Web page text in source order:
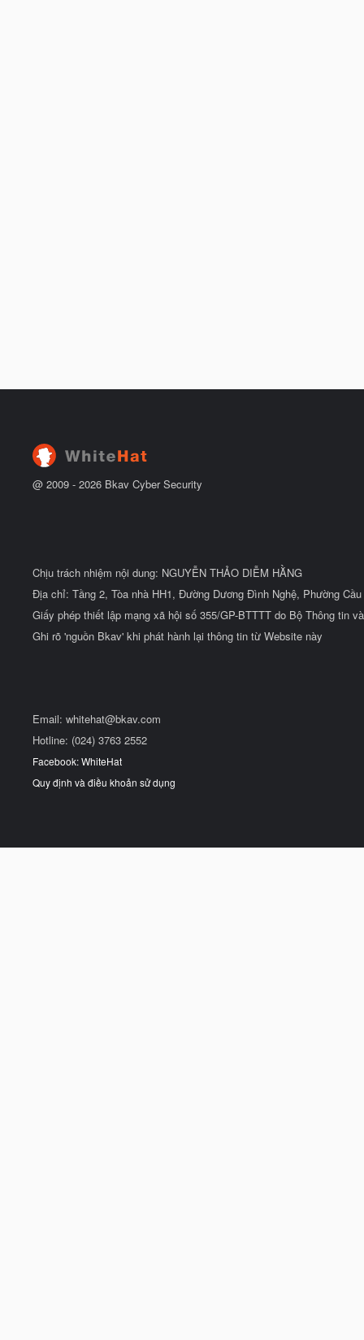
@ 2009 - 2026 Bkav Cyber Security
Chịu trách nhiệm nội dung: NGUYỄN THẢO DIỄM HẰNG
Địa chỉ: Tầng 2, Tòa nhà HH1, Đường Dương Đình Nghệ, Phường
Giấy phép thiết lập mạng xã hội số 355/GP-BTTTT do Bộ Thông tin
Ghi rõ 'nguồn Bkav' khi phát hành lại thông tin từ Website này
Email: whitehat@bkav.com
Hotline: (024) 3763 2552
Facebook: WhiteHat
Quy định và điều khoản sử dụng